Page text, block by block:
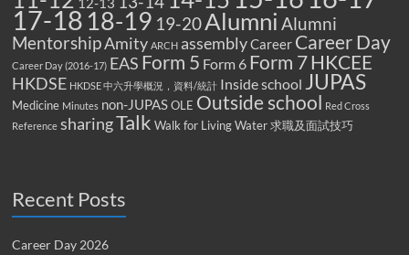
17-18 18-19 19-20Alumni Alumni
MentorshipAmity ARCH assemblyCareer Career Day
Career Day (2016-17) EAS Form 5 Form 6 Form 7HKCEE
HKDSE HKDSE 中六升學概況，資料/統計 Inside school JUPAS
Medicine Minutes non-JUPAS OLE Outside school
Red Cross
Reference sharingTalk Walk for Living Water 求職及面試技巧
Recent Posts
Career Day 2026